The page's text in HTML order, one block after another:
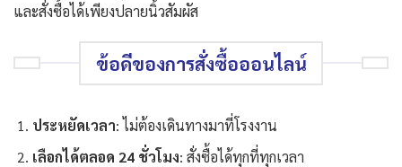
และสั่งซื้อได้เพียงปลายนิ้วสัมผัส
ข้อดีของการสั่งซื้อออนไลน์
ประหยัดเวลา: ไม่ต้องเดินทางมาที่โรงงาน
เลือกได้ตลอด 24 ชั่วโมง: สั่งซื้อได้ทุกที่ทุกเวลา